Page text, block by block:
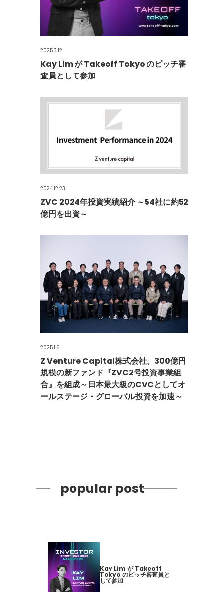
2025.3.12
Kay Lim が Takeoff Tokyo のピッチ審
査員として参加
2024.12.23
ZVC 2024年投資実績紹介 ～54社に約52
億円を出資～
2025.1.6
Z Venture Capital株式会社、300億円
規模の新ファンド『ZVC2号投資事業組
合』を組成～日本最大級のCVCとしてオ
ールステージ・グローバル投資を加速～
popular post
Kay Lim が Takeoff
Tokyo のピッチ審査員と
して参加